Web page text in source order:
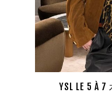
YSL LE 5 À